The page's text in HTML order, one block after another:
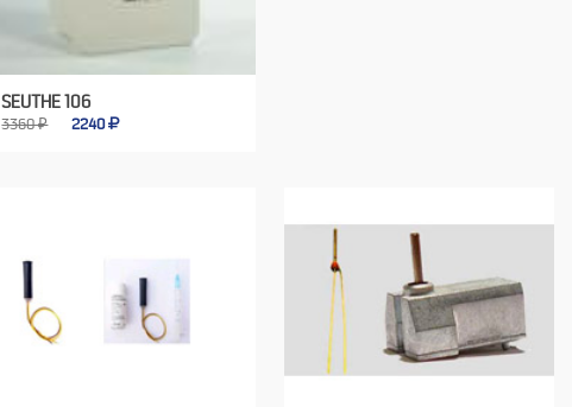
SEUTHE 106
3360 ₽ 2240